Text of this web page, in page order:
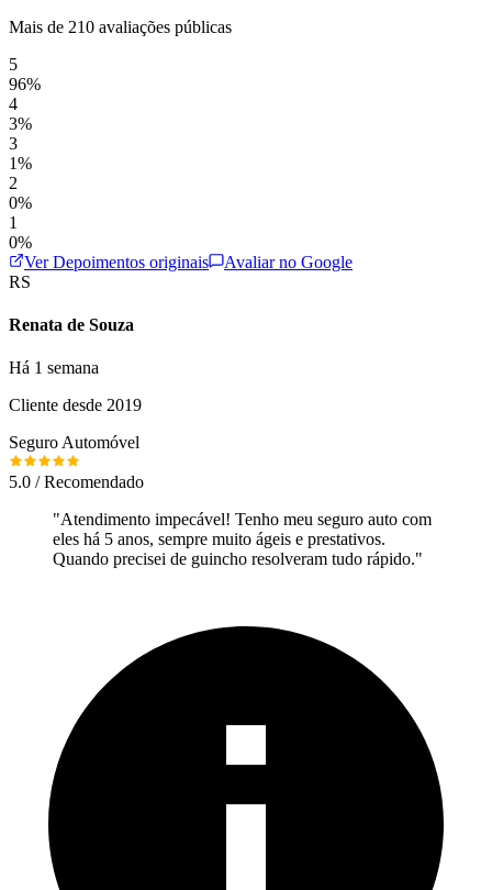
Mais de 210 avaliações públicas
5
96%
4
3%
3
1%
2
0%
1
0%
Ver Depoimentos originais
Avaliar no Google
RS
Renata de Souza
Há 1 semana
Cliente desde 2019
Seguro Automóvel
5.0 / Recomendado
"Atendimento impecável! Tenho meu seguro auto com
eles há 5 anos, sempre muito ágeis e prestativos.
Quando precisei de guincho resolveram tudo rápido."